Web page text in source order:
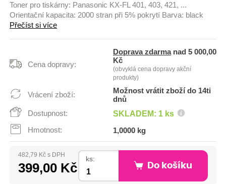
Toner pro tiskárny: Panasonic KX-FL 401, 403, 421, ...
Orientační kapacita: 2000 stran při 5% pokrytí Barva: black
Přečíst si více
Cena dopravy:
Doprava zdarmanad 5 000,00
Kč
(obvyklá cena dopravy akční
produkty)
Vrácení zboží:
Možnost vrátit zboží do 14ti
dnů
Dostupnost:
SKLADEM: 1 ks
Hmotnost: 1,0000 kg
482,79 Kč s DPH
399,00 Kč
ks:
Do košíku